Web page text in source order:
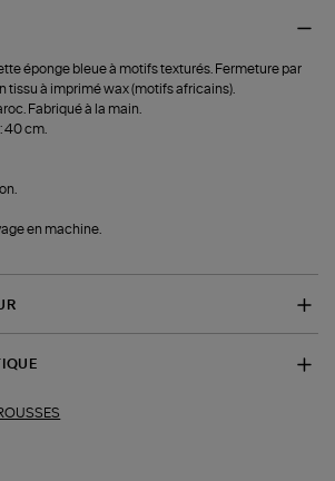
éponge bleue à motifs texturés. Fermeture par
tissu à imprimé wax (motifs africains).
Fabriqué à la main.
40 cm.
en machine.